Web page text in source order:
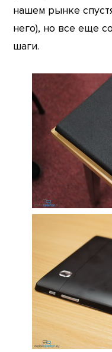
нашем рынке
него), но все еще
шаги.